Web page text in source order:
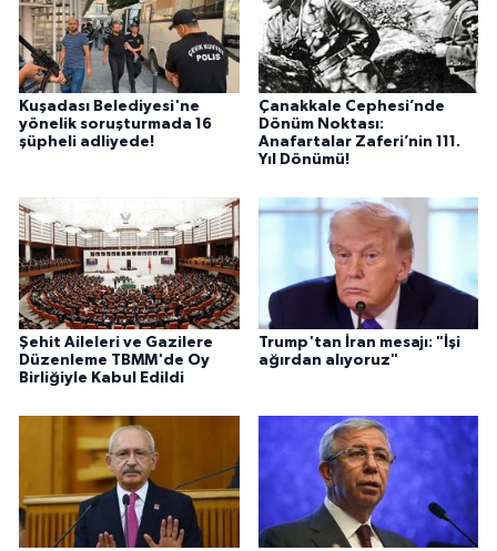
Kuşadası Belediyesi'ne
yönelik soruşturmada 16
şüpheli adliyede!
Çanakkale Cephesi’nde
Dönüm Noktası:
Anafartalar Zaferi’nin 111.
Yıl Dönümü!
Şehit Aileleri ve Gazilere
Düzenleme TBMM'de Oy
Birliğiyle Kabul Edildi
Trump'tan İran mesajı: "İşi
ağırdan alıyoruz"